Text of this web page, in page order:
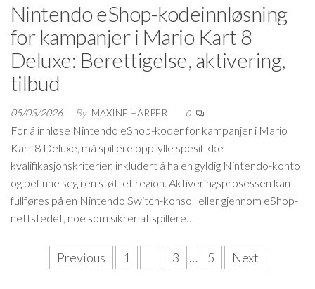
Nintendo eShop-kodeinnløsning
for kampanjer i Mario Kart 8
Deluxe: Berettigelse, aktivering,
tilbud
05/03/2026 By MAXINE HARPER 0
For å innløse Nintendo eShop-koder for kampanjer i Mario
Kart 8 Deluxe, må spillere oppfylle spesifikke
kvalifikasjonskriterier, inkludert å ha en gyldig Nintendo-konto
og befinne seg i en støttet region. Aktiveringsprosessen kan
fullføres på en Nintendo Switch-konsoll eller gjennom eShop-
nettstedet, noe som sikrer at spillere…
PostsPrevious 1 3 … 5 Next